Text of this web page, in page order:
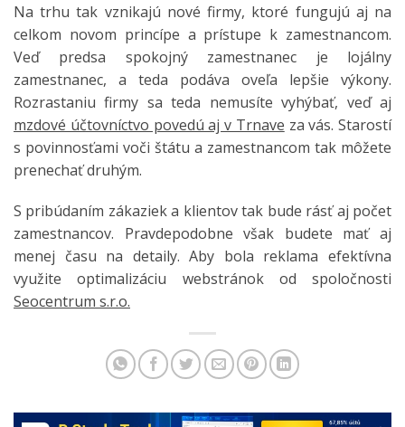
Na trhu tak vznikajú nové firmy, ktoré fungujú aj na
celkom novom princípe a prístupe k zamestnancom.
Veď predsa spokojný zamestnanec je lojálny
zamestnanec, a teda podáva oveľa lepšie výkony.
Rozrastaniu firmy sa teda nemusíte vyhýbať, veď aj
mzdové účtovníctvo povedú aj v Trnave za vás. Starostí
s povinnosťami voči štátu a zamestnancom tak môžete
prenechať druhým.
S pribúdaním zákaziek a klientov tak bude rásť aj počet
zamestnancov. Pravdepodobne však budete mať aj
menej času na detaily. Aby bola reklama efektívna
využite optimalizáciu webstránok od spoločnosti
Seocentrum s.r.o.